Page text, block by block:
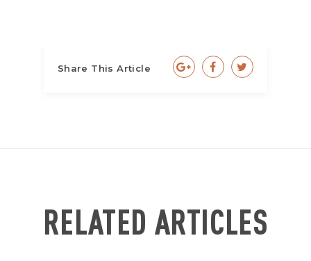
Share This Article
RELATED ARTICLES